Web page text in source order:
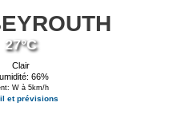
27°C
Clair
66%
W à 5km/h
et prévisions